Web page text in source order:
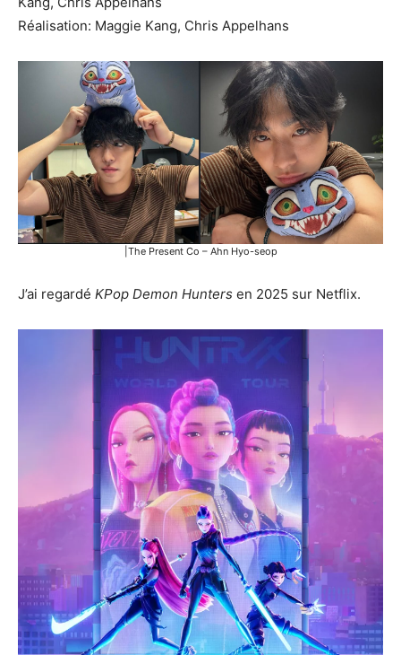
Réalisation: Maggie Kang, Chris Appelhans
|The Present Co – Ahn Hyo-seop
J’ai regardé KPop Demon Hunters en 2025 sur Netflix.